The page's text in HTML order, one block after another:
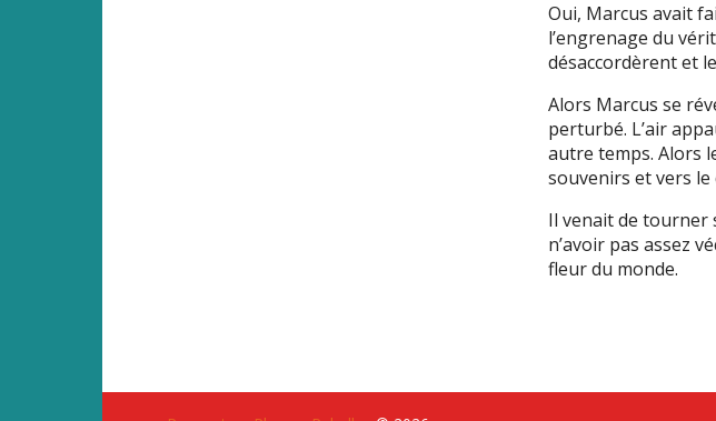
Oui, Marcus avait
l’engrenage du
désaccordèrent et
Alors Marcus se
perturbé. L’air
autre temps. Alors
souvenirs et vers le
Il venait de tourner
n’avoir pas assez
fleur du monde.